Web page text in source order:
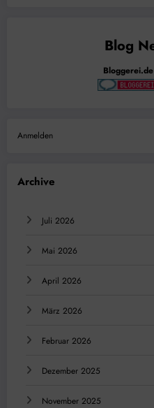
Bloggerei.de
Anmelden
Archive
Juli 2026
Mai 2026
April 2026
März 2026
Februar 2026
Dezember 2025
November 2025